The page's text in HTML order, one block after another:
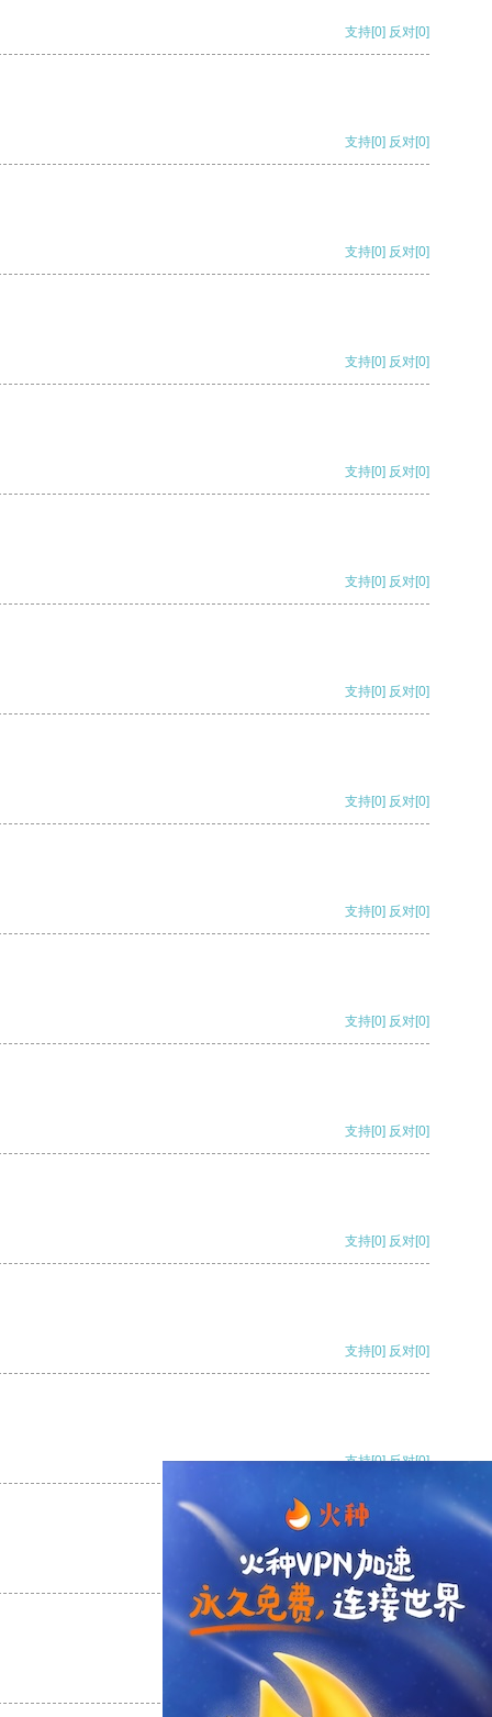
支持[0] 反对[0]
支持[0] 反对[0]
支持[0] 反对[0]
支持[0] 反对[0]
支持[0] 反对[0]
支持[0] 反对[0]
支持[0] 反对[0]
支持[0] 反对[0]
支持[0] 反对[0]
支持[0] 反对[0]
支持[0] 反对[0]
支持[0] 反对[0]
支持[0] 反对[0]
支持[0] 反对[0]
支持[0] 反对
支持